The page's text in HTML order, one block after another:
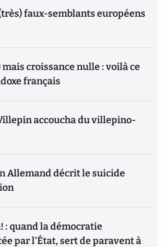
faux-semblants européens
mais croissance nulle : voilà ce
français
accoucha du villepino-
Allemand décrit le suicide
: quand la démocratie
par l'État, sert de paravent à